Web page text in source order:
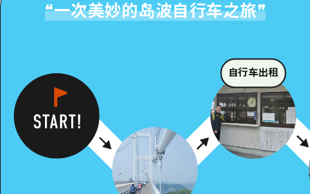
“一次美妙的岛波自行车之旅”
自行车出租